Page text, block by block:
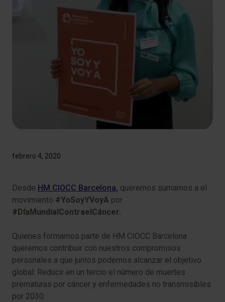
febrero 4, 2020
Desde HM CIOCC Barcelona, ​​queremos sumarnos a el
movimiento #YoSoyYVoyA por
#DíaMundialContraelCáncer.
Quienes formamos parte de HM CIOCC Barcelona
queremos contribuir con nuestros compromisos
personales a que juntos podemos alcanzar el objetivo
global: Reducir en un tercio el número de muertes
prematuras por cáncer y enfermedades no transmisibles
por 2030.